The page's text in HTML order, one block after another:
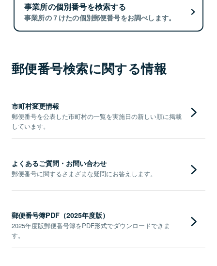
事業所の個別番号を検索する
事業所の７けたの個別郵便番号をお調べします。
郵便番号検索に関する情報
市町村変更情報
郵便番号を公表した市町村の一覧を実施日の新しい順に掲載
しています。
よくあるご質問・お問い合わせ
郵便番号に関するさまざまな疑問にお答えします。
郵便番号簿PDF（2025年度版）
2025年度版郵便番号簿をPDF形式でダウンロードできま
す。